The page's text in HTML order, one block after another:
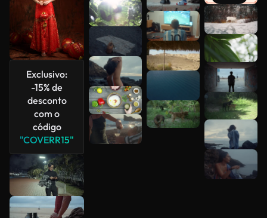
Exclusivo:
-15% de
desconto
com o
código
"COVERR15"
Veja mais